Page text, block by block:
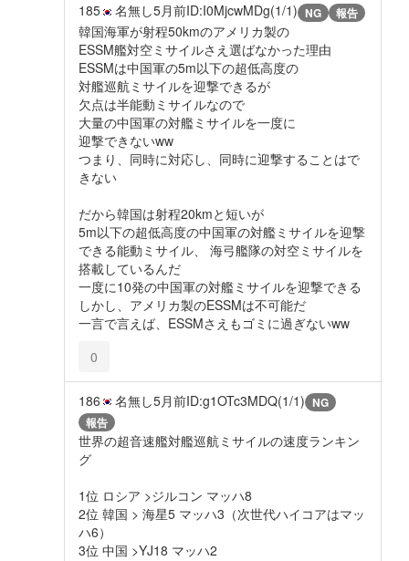
185 名無し5月前ID:I0MjcwMDg(1/1) NG 報告
韓国海軍が射程50kmのアメリカ製の
ESSM艦対空ミサイルさえ選ばなかった理由
ESSMは中国軍の5m以下の超低高度の
対艦巡航ミサイルを迎撃できるが
欠点は半能動ミサイルなので
大量の中国軍の対艦ミサイルを一度に
迎撃できないww
つまり、同時に対応し、同時に迎撃することはで
きない
だから韓国は射程20kmと短いが
5m以下の超低高度の中国軍の対艦ミサイルを迎撃
できる能動ミサイル、 海弓艦隊の対空ミサイルを
搭載しているんだ
一度に10発の中国軍の対艦ミサイルを迎撃できる
しかし、アメリカ製のESSMは不可能だ
一言で言えば、ESSMさえもゴミに過ぎないww
0
186 名無し5月前ID:g1OTc3MDQ(1/1) NG
報告
世界の超音速艦対艦巡航ミサイルの速度ランキン
グ
1位 ロシア >ジルコン マッハ8
2位 韓国 > 海星5 マッハ3（次世代ハイコアはマッ
ハ6）
3位 中国 >YJ18 マッハ2